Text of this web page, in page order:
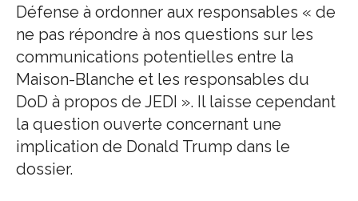
Défense à ordonner aux responsables « de
ne pas répondre à nos questions sur les
communications potentielles entre la
Maison-Blanche et les responsables du
DoD à propos de JEDI ». Il laisse cependant
la question ouverte concernant une
implication de Donald Trump dans le
dossier.